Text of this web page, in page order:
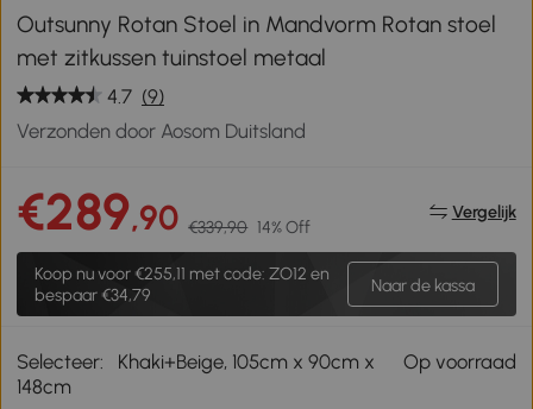
Outsunny Rotan Stoel in Mandvorm Rotan stoel
met zitkussen tuinstoel metaal
4.7 (9)
Verzonden door Aosom Duitsland
€289,90 €339,90 14% Off
Vergelijk
Koop nu voor €255,11 met code: ZO12 en
bespaar €34,79
Naar de kassa
Selecteer:
Khaki+Beige, 105cm x 90cm x
148cm
Op voorraad